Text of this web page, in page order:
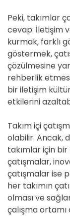
Peki, takımlar
cevap: İletişim
kurmak, farklı
göstermek,
çözülmesine
rehberlik
bir iletişim
etkilerini
Takım içi
olabilir. Ancak,
takımlar için bir
çatışmalar,
çatışmalar ise
her takımın
olması ve
çalışma